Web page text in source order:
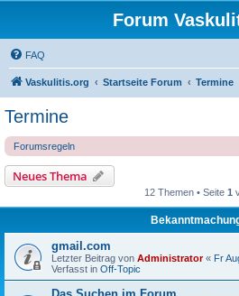
Forum
FAQ
Vaskulitis.org Startseite Forum Termine
Termine
Forumsregeln
Neues Thema
12 Themen • Seite 1
gmail.com
Letzter Beitrag von Administrator« Fr
Verfasst in Off-Topic